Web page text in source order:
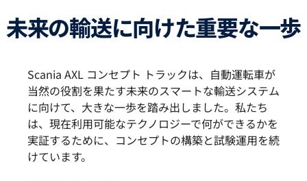
未来の輸送に向けた重要な一歩
Scania AXL コンセプト トラックは、自動運転車が
当然の役割を果たす未来のスマートな輸送システム
に向けて、大きな一歩を踏み出しました。私たち
は、現在利用可能なテクノロジーで何ができるかを
実証するために、コンセプトの構築と試験運用を続
けています。